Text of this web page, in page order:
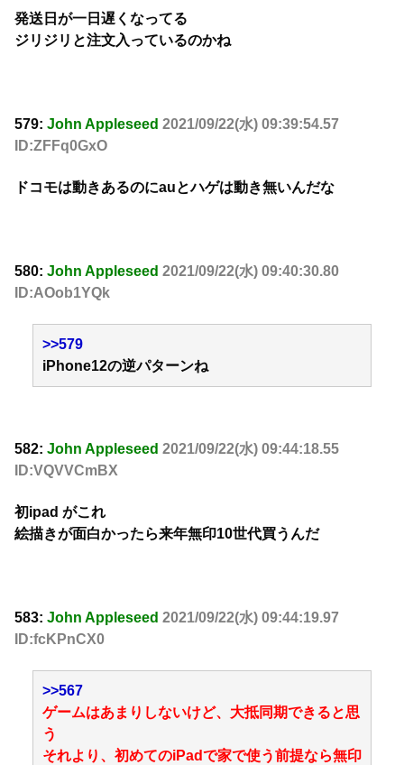
発送日が一日遅くなってる
ジリジリと注文入っているのかね
579: John Appleseed 2021/09/22(水) 09:39:54.57
ID:ZFFq0GxO
ドコモは動きあるのにauとハゲは動き無いんだな
580: John Appleseed 2021/09/22(水) 09:40:30.80
ID:AOob1YQk
>>579
iPhone12の逆パターンね
582: John Appleseed 2021/09/22(水) 09:44:18.55
ID:VQVVCmBX
初ipad がこれ
絵描きが面白かったら来年無印10世代買うんだ
583: John Appleseed 2021/09/22(水) 09:44:19.97
ID:fcKPnCX0
>>567
ゲームはあまりしないけど、大抵同期できると思
う
それより、初めてのiPadで家で使う前提なら無印